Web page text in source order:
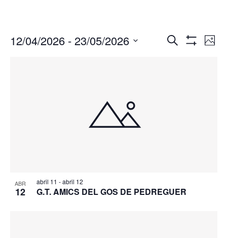
Buscar
de
Foto
12/04/2026 - 23/05/2026
ABR
12
abril 11 -abril 12
G.T. AMICS DEL GOS DE PEDREGUER